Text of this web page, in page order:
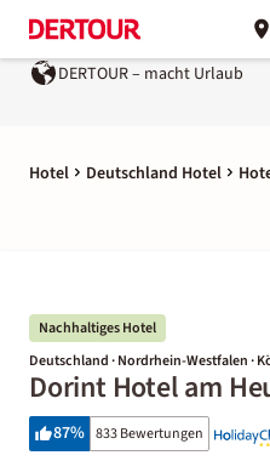
DERTOUR – macht Urlaub
Hotel Deutschland Hotel
Nachhaltiges Hotel
Deutschland · Nordrhein-Westfalen ·
Dorint Hotel am
87% 833 Bewertungen